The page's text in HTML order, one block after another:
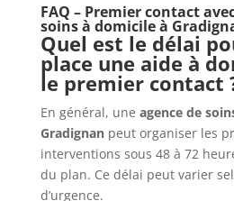
FAQ – Premier contact
soins à domicile à
Quel est le délai
place une aide à
le premier contact
En général, une agence de
Gradignanpeut organiser les
interventions sous 48 à 72
du plan. Ce délai peut varier
d’urgence.